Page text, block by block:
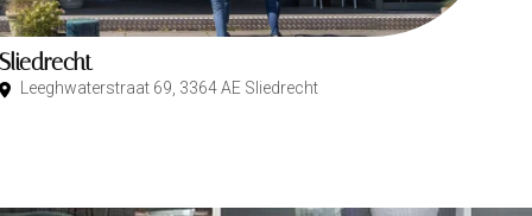
Sliedrecht
Leeghwaterstraat 69, 3364 AE Sliedrecht